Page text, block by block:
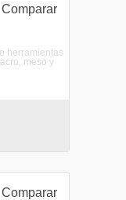
Comparar
herramientas
meso y
Comparar